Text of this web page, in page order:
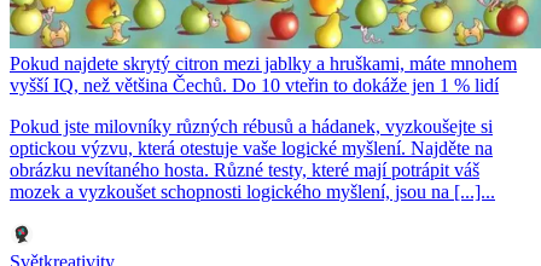
Pokud najdete skrytý citron mezi jablky a hruškami, máte mnohem
vyšší IQ, než většina Čechů. Do 10 vteřin to dokáže jen 1 % lidí
Pokud jste milovníky různých rébusů a hádanek, vyzkoušejte si
optickou výzvu, která otestuje vaše logické myšlení. Najděte na
obrázku nevítaného hosta. Různé testy, které mají potrápit váš
mozek a vyzkoušet schopnosti logického myšlení, jsou na [...]...
Světkreativity